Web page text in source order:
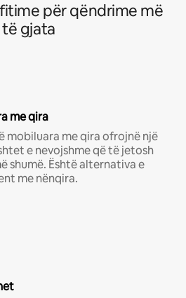
për qëndrime më
të gjata
me qira
me qira ofrojnë një
e nevojshme që të jetosh
shumë. Është alternativa e
me nënqira.